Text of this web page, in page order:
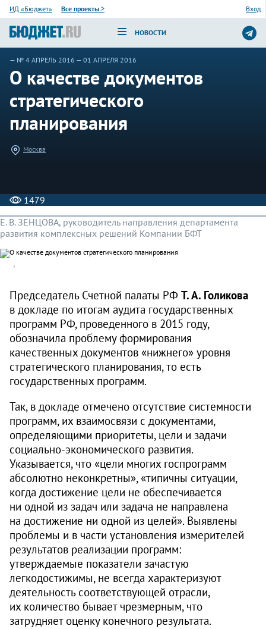
ИД «Бюджет» Все проекты > Вход
НОВОСТИ
— № 4 АПРЕЛЬ 2016 — 01 АПРЕЛЯ 2016
О качестве документов
стратегического
планирования
Москва
1479
Е. В. ЗЕНЦОВА, руководитель направления департамента
развития комплексных решений Компании БФТ
Председатель Счетной палаты РФ Т. А. Голикова
в докладе по итогам аудита государственных
программ РФ, проведенного в 2015 году,
обозначила проблему формирования
качественных документов «нижнего» уровня
стратегического планирования, то есть
государственных программ.
Так, в докладе отмечено отсутствие системности
программ, их взаимосвязи с документами,
определяющими приоритеты, цели и задачи
социально-экономического развития.
Указывается, что «цели многих госпрограмм
абсолютно неконкретны», «типичны ситуации,
когда достижение цели не обеспечивается
ни одной из задач или задача не направлена
на достижение ни одной из целей». Выявлены
проблемы и в части установления измерителей
результатов реализации программ:
утверждаемые показатели зачастую
легкодостижимы, не всегда характеризуют
деятельность соответствующей отрасли,
их количество бывает чрезмерным, что
затрудняет оценку конечного результата.